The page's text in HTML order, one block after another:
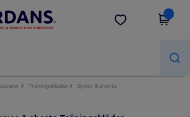
app
i appen!
Hämta app
Träningskläder Byxor & shorts